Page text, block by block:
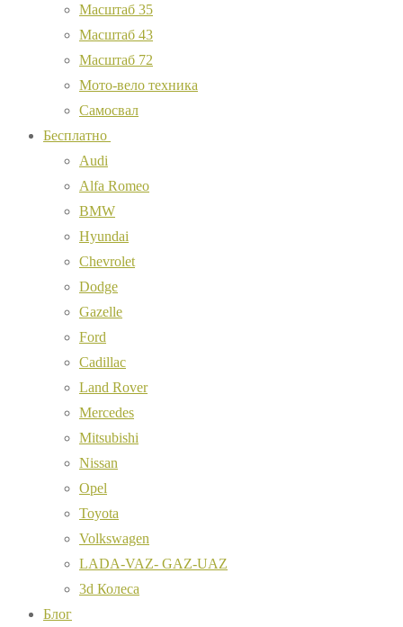
Масштаб 35
Масштаб 43
Масштаб 72
Мото-вело техника
Самосвал
Бесплатно
Audi
Alfa Romeo
BMW
Hyundai
Chevrolet
Dodge
Gazelle
Ford
Cadillac
Land Rover
Mercedes
Mitsubishi
Nissan
Opel
Toyota
Volkswagen
LADA-VAZ- GAZ-UAZ
3d Колеса
Блог